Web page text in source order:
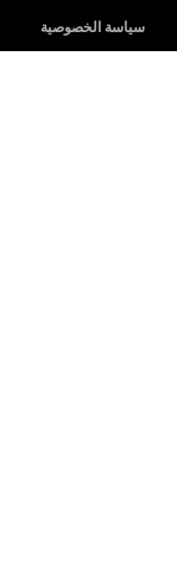
سياسة الخصوصية